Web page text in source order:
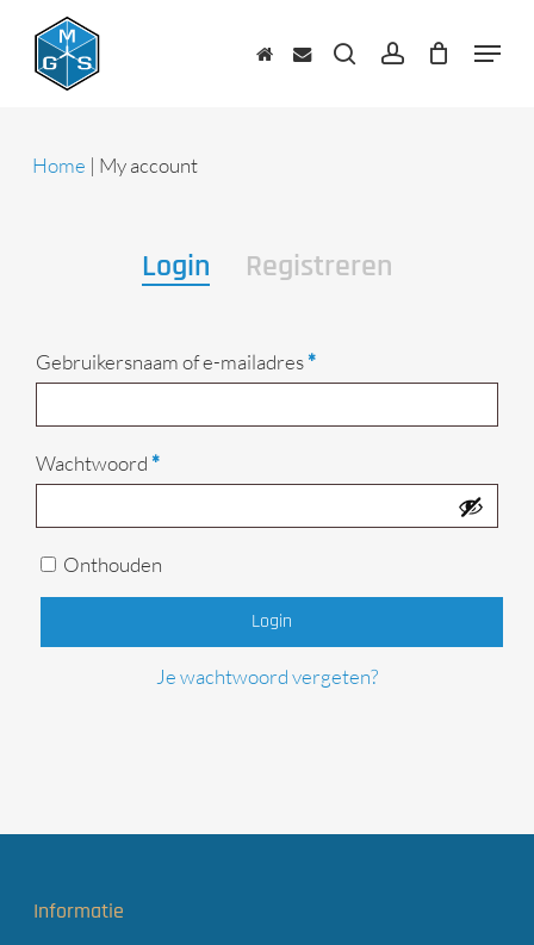
content
zoekenaccount Menu
Home | My account
Login Registreren
Gebruikersnaam of e-mailadres*Vereist
Wachtwoord *Vereist
Onthouden
Login
Je wachtwoord vergeten?
Informatie